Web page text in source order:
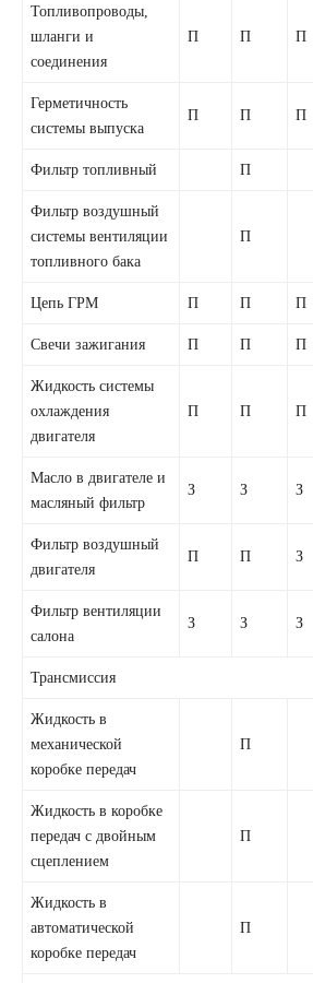
Топливопроводы,
шланги и
соединения
П П П
Герметичность
системы выпуска
П П П
Фильтр топливный П
Фильтр воздушный
системы вентиляции
топливного бака
П
Цепь ГРМ П П П
Свечи зажигания П П П
Жидкость системы
охлаждения
двигателя
П П П
Масло в двигателе и
масляный фильтр
З З З
Фильтр воздушный
двигателя
П П З
Фильтр вентиляции
салона
З З З
Трансмиссия
Жидкость в
механической
коробке передач
П
Жидкость в коробке
передач с двойным
сцеплением
П
Жидкость в
автоматической
коробке передач
П